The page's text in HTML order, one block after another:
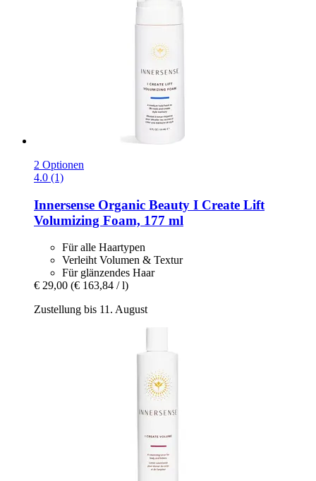
2 Optionen
4.0 (1)
Innersense Organic Beauty I Create Lift
Volumizing Foam, 177 ml
Für alle Haartypen
Verleiht Volumen & Textur
Für glänzendes Haar
€ 29,00 (€ 163,84 / l)
Zustellung bis 11. August